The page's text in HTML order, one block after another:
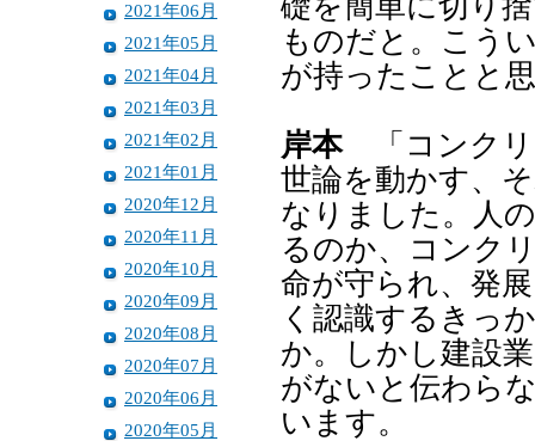
2021年06月
2021年05月
2021年04月
2021年03月
2021年02月
2021年01月
2020年12月
2020年11月
2020年10月
2020年09月
2020年08月
2020年07月
2020年06月
2020年05月
ものだと。こう
が持ったことと
岸本「コンクリ
世論を動かす、
なりました。人
るのか、コンク
命が守られ、発
く認識するきっ
か。しかし建設
がないと伝わら
います。